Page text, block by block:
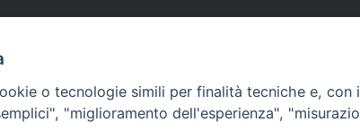
o tecnologie simili per finalità tecniche e,
"miglioramento dell'esperienza",